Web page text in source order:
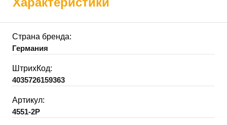
Страна бренда:
Германия
ШтрихКод:
4035726159363
Артикул:
4551-2P